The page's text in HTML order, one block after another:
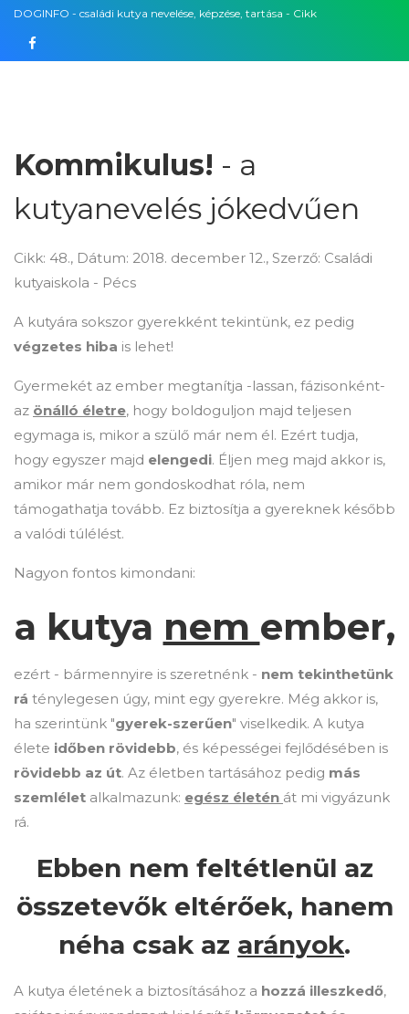
DOGINFO - családi kutya nevelése, képzése, tartása - Cikk
Facebook
Kommikulus! - a
kutyanevelés jókedvűen
Cikk: 48., Dátum: 2018. december 12., Szerző: Családi
kutyaiskola - Pécs
A kutyára sokszor gyerekként tekintünk, ez pedig
végzetes hiba is lehet!
Gyermekét az ember megtanítja -lassan, fázisonként-
az önálló életre, hogy boldoguljon majd teljesen
egymaga is, mikor a szülő már nem él. Ezért tudja,
hogy egyszer majd elengedi. Éljen meg majd akkor is,
amikor már nem gondoskodhat róla, nem
támogathatja tovább. Ez biztosítja a gyereknek később
a valódi túlélést.
Nagyon fontos kimondani:
a kutya nem ember,
ezért - bármennyire is szeretnénk - nem tekinthetünk
rá ténylegesen úgy, mint egy gyerekre. Még akkor is,
ha szerintünk "gyerek-szerűen" viselkedik. A kutya
élete időben rövidebb, és képességei fejlődésében is
rövidebb az út. Az életben tartásához pedig más
szemlélet alkalmazunk: egész életén át mi vigyázunk
rá.
Ebben nem feltétlenül az
összetevők eltérőek, hanem
néha csak az arányok.
A kutya életének a biztosításához a hozzá illeszkedő,